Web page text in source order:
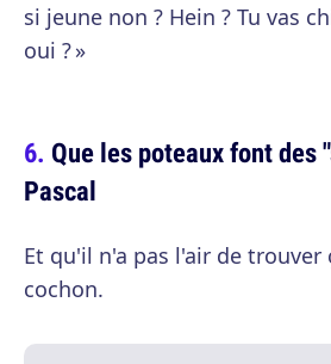
si jeune non ? Hein ? Tu vas
oui ? »
Que les poteaux font des
Pascal
Et qu'il n'a pas l'air de trouver
cochon.